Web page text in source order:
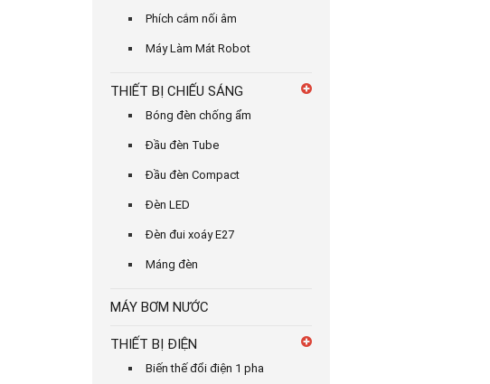
Phích cắm nối âm
Máy Làm Mát Robot
THIẾT BỊ CHIẾU SÁNG
Bóng đèn chống ẩm
Đầu đèn Tube
Đầu đèn Compact
Đèn LED
Đèn đui xoáy E27
Máng đèn
MÁY BƠM NƯỚC
THIẾT BỊ ĐIỆN
Biến thế đổi điện 1 pha